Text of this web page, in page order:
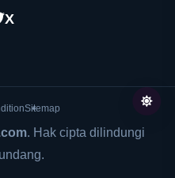
X
Sitemap
. Hak cipta dilindungi